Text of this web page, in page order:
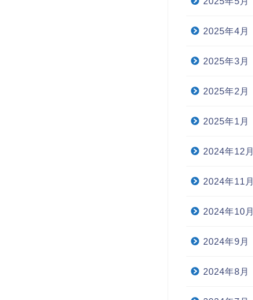
2025年4月
2025年3月
2025年2月
2025年1月
2024年12月
2024年11月
2024年10月
2024年9月
2024年8月